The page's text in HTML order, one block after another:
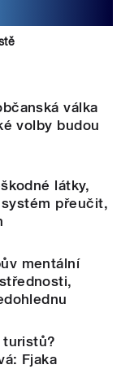
válka
volby budou
látky,
přeučit,
mentální
turistů?
Fjaka